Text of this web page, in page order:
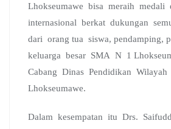
Lhokseumawe bisa meraih medali
internasional berkat dukungan
dari orang tua siswa, pendamping,
keluarga besar SMA N 1
Cabang Dinas Pendidikan Wilayah
Lhokseumawe.
Dalam kesempatan itu Drs.